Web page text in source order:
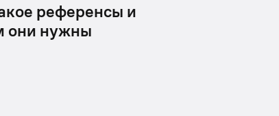
референсы и
они нужны